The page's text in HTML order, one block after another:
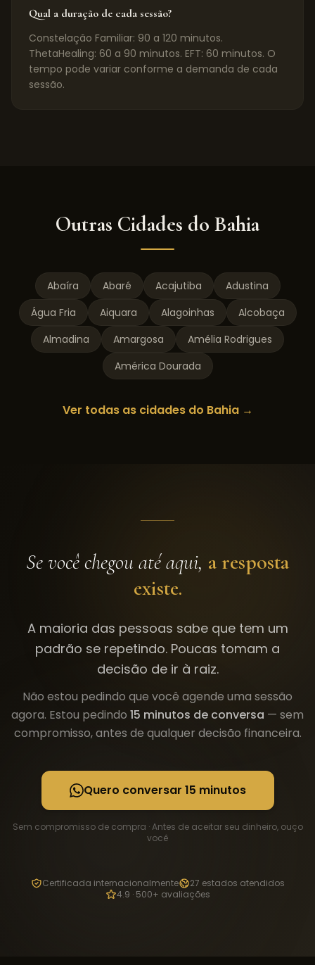
Qual a duração de cada sessão?
Constelação Familiar: 90 a 120 minutos.
ThetaHealing: 60 a 90 minutos. EFT: 60 minutos. O
tempo pode variar conforme a demanda de cada
sessão.
Outras Cidades do Bahia
Abaíra Abaré Acajutiba
Adustina
Água Fria
Aiquara Alagoinhas
Alcobaça
Almadina
Amargosa
Amélia Rodrigues
América Dourada
Ver todas as cidades do Bahia→
Se você chegou até aqui, a resposta
existe.
A maioria das pessoas sabe que tem um
padrão se repetindo. Poucas tomam a
decisão de ir à raiz.
Não estou pedindo que você agende uma sessão
agora. Estou pedindo 15 minutos de conversa — sem
compromisso, antes de qualquer decisão financeira.
Quero conversar 15 minutos
Sem compromisso de compra · Antes de aceitar seu dinheiro, ouço
você
Certificada internacionalmente
27 estados atendidos
4.9 · 500+ avaliações